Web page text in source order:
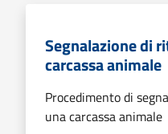
Segnalazione di
carcassa animale
Procedimento di
una carcassa animale